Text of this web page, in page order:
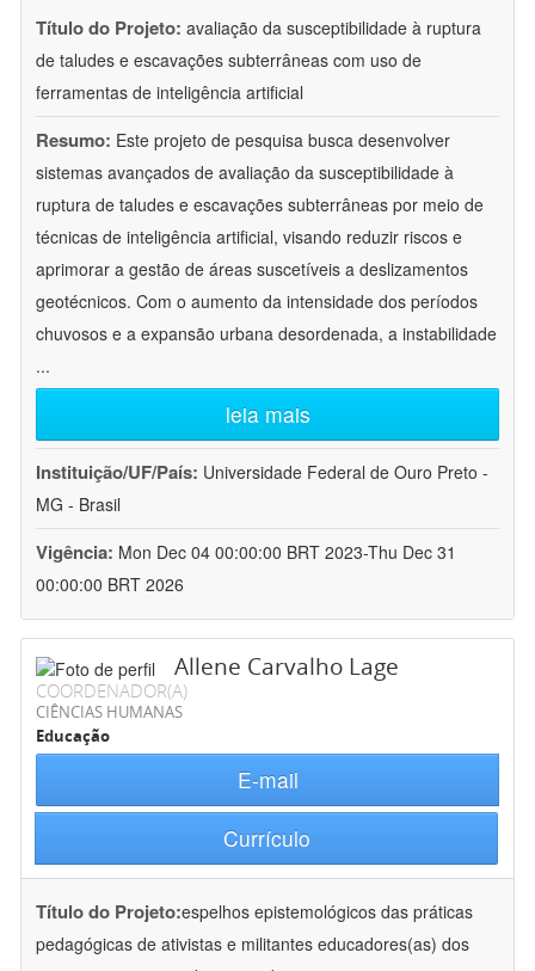
Título do Projeto: avaliação da susceptibilidade à ruptura
de taludes e escavações subterrâneas com uso de
ferramentas de inteligência artificial
Resumo: Este projeto de pesquisa busca desenvolver
sistemas avançados de avaliação da susceptibilidade à
ruptura de taludes e escavações subterrâneas por meio de
técnicas de inteligência artificial, visando reduzir riscos e
aprimorar a gestão de áreas suscetíveis a deslizamentos
geotécnicos. Com o aumento da intensidade dos períodos
chuvosos e a expansão urbana desordenada, a instabilidade
...
leia mais
Instituição/UF/País: Universidade Federal de Ouro Preto -
MG - Brasil
Vigência: Mon Dec 04 00:00:00 BRT 2023-Thu Dec 31
00:00:00 BRT 2026
Allene Carvalho Lage
COORDENADOR(A)
CIÊNCIAS HUMANAS
Educação
E-mail
Currículo
Título do Projeto:espelhos epistemológicos das práticas
pedagógicas de ativistas e militantes educadores(as) dos